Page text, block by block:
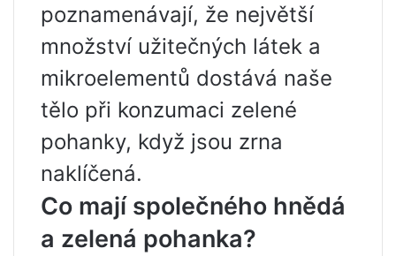
poznamenávají, že největší
množství užitečných látek a
mikroelementů dostává naše
tělo při konzumaci zelené
pohanky, když jsou zrna
naklíčená.
Co mají společného hnědá
a zelená pohanka?